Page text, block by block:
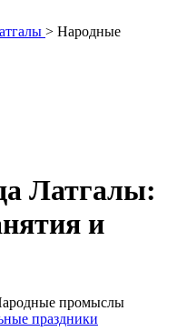
> Народные
Латгалы:
и
промыслы
праздники